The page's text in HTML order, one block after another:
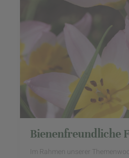
Bienenfreundliche
Im Rahmen unserer